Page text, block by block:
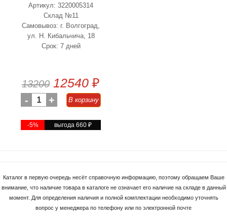
Артикул: 3220005314
Склад №11
Самовывоз: г. Волгоград,
ул. Н. Кибальчича, 18
Срок: 7 дней
13200 12540 ₽
- 1 + В корзину
-5% выгода 660 ₽
Каталог в первую очередь несёт справочную информацию, поэтому обращаем Ваше
внимание, что наличие товара в каталоге не означает его наличие на складе в данный
момент. Для определения наличия и полной комплектации необходимо уточнять
вопрос у менеджера по телефону или по электронной почте